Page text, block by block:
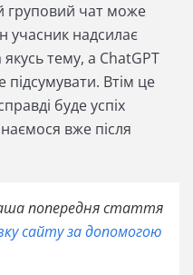
груповий чат може
учасник надсилає
тему, а ChatGPT
підсумувати. Втім це
буде успіх
вже після
попередня стаття
сайту за допомогою